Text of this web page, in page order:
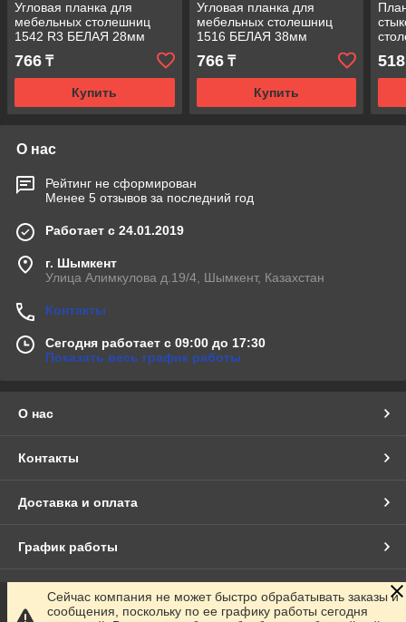
Угловая планка для
мебельных столешниц
1542 R3 БЕЛАЯ 28мм
766 ₸
Купить
Угловая планка для
мебельных столешниц
1516 БЕЛАЯ 38мм
766₸
Купить
518
О нас
Рейтинг не сформирован
Менее 5 отзывов за последний год
Работает с 24.01.2019
г. Шымкент
Улица Алимкулова д.19/4, Шымкент, Казахстан
Контакты
Сегодня работает с 09:00 до 17:30
Показать весь график работы
О нас
Контакты
Доставка и оплата
График работы
Полная версия сайта
Сейчас компания не может быстро обрабатывать заказы и
сообщения, поскольку по ее графику работы сегодня